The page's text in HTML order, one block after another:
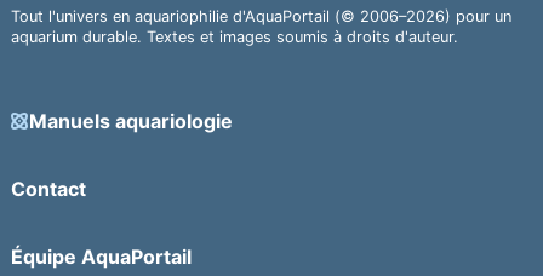
Tout l'univers en aquariophilie d'AquaPortail (© 2006–2026) pour un
aquarium durable. Textes et images soumis à droits d'auteur.
Manuels aquariologie
Contact
Équipe AquaPortail